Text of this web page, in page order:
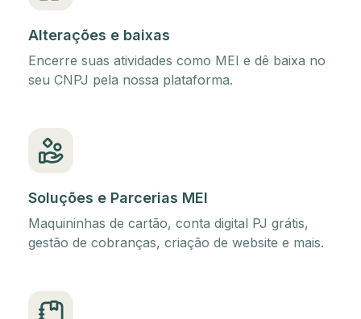
Alterações e baixas
Encerre suas atividades como MEI e dê baixa no
seu CNPJ pela nossa plataforma.
Soluções e Parcerias MEI
Maquininhas de cartão, conta digital PJ grátis,
gestão de cobranças, criação de website e mais.